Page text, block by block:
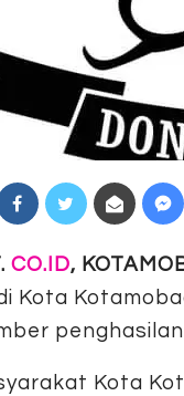
CO.ID,
Kota
Kota